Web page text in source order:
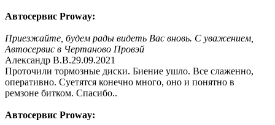
Автосервис Proway:
Приезжайте, будем рады видеть Вас вновь. С уважением,
Автосервис в Чертаново Провэй
Александр В.В.29.09.2021
Проточили тормозные диски. Биение ушло. Все слаженно,
оперативно. Суетятся конечно много, оно и понятно в
ремзоне битком. Спасибо..
Автосервис Proway: